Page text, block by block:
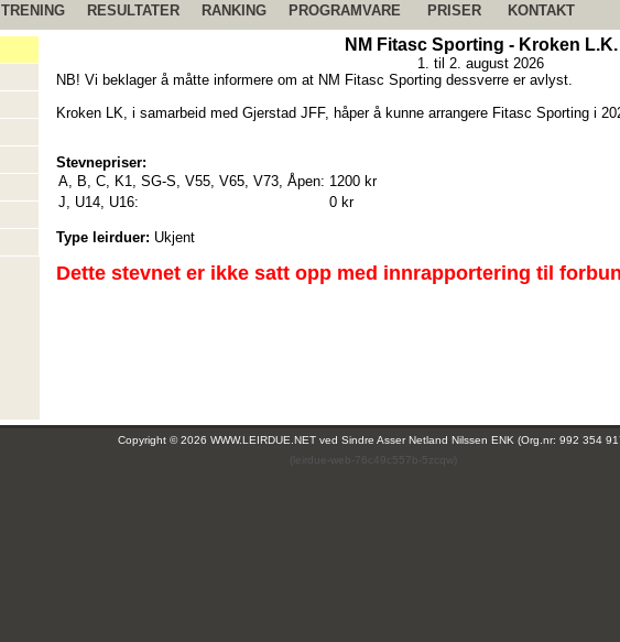
TRENING RESULTATER RANKING PROGRAMVARE PRISER KONTAKT
NM Fitasc Sporting - Kroken L.K.
1. til 2. august 2026
NB! Vi beklager å måtte informere om at NM Fitasc Sporting dessverre er avlyst.
Kroken LK, i samarbeid med Gjerstad JFF, håper å kunne arrangere Fitasc Sporting i
Stevnepriser:
A, B, C, K1, SG-S, V55, V65, V73, Åpen: 1200 kr
J, U14, U16:
0 kr
Type leirduer: Ukjent
Dette stevnet er ikke satt opp med innrapportering til
Copyright © 2026 WWW.LEIRDUE.NET ved Sindre Asser Netland Nilssen ENK (Org.nr: 992 354
(leirdue-web-76c49c557b-5zcqw)